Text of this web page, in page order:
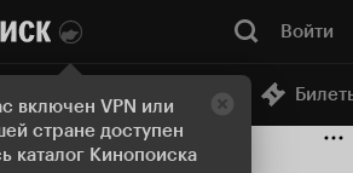
включен VPN или
стране доступен
каталог Кинопоиска
Войти
Онлайн-кинотеатр